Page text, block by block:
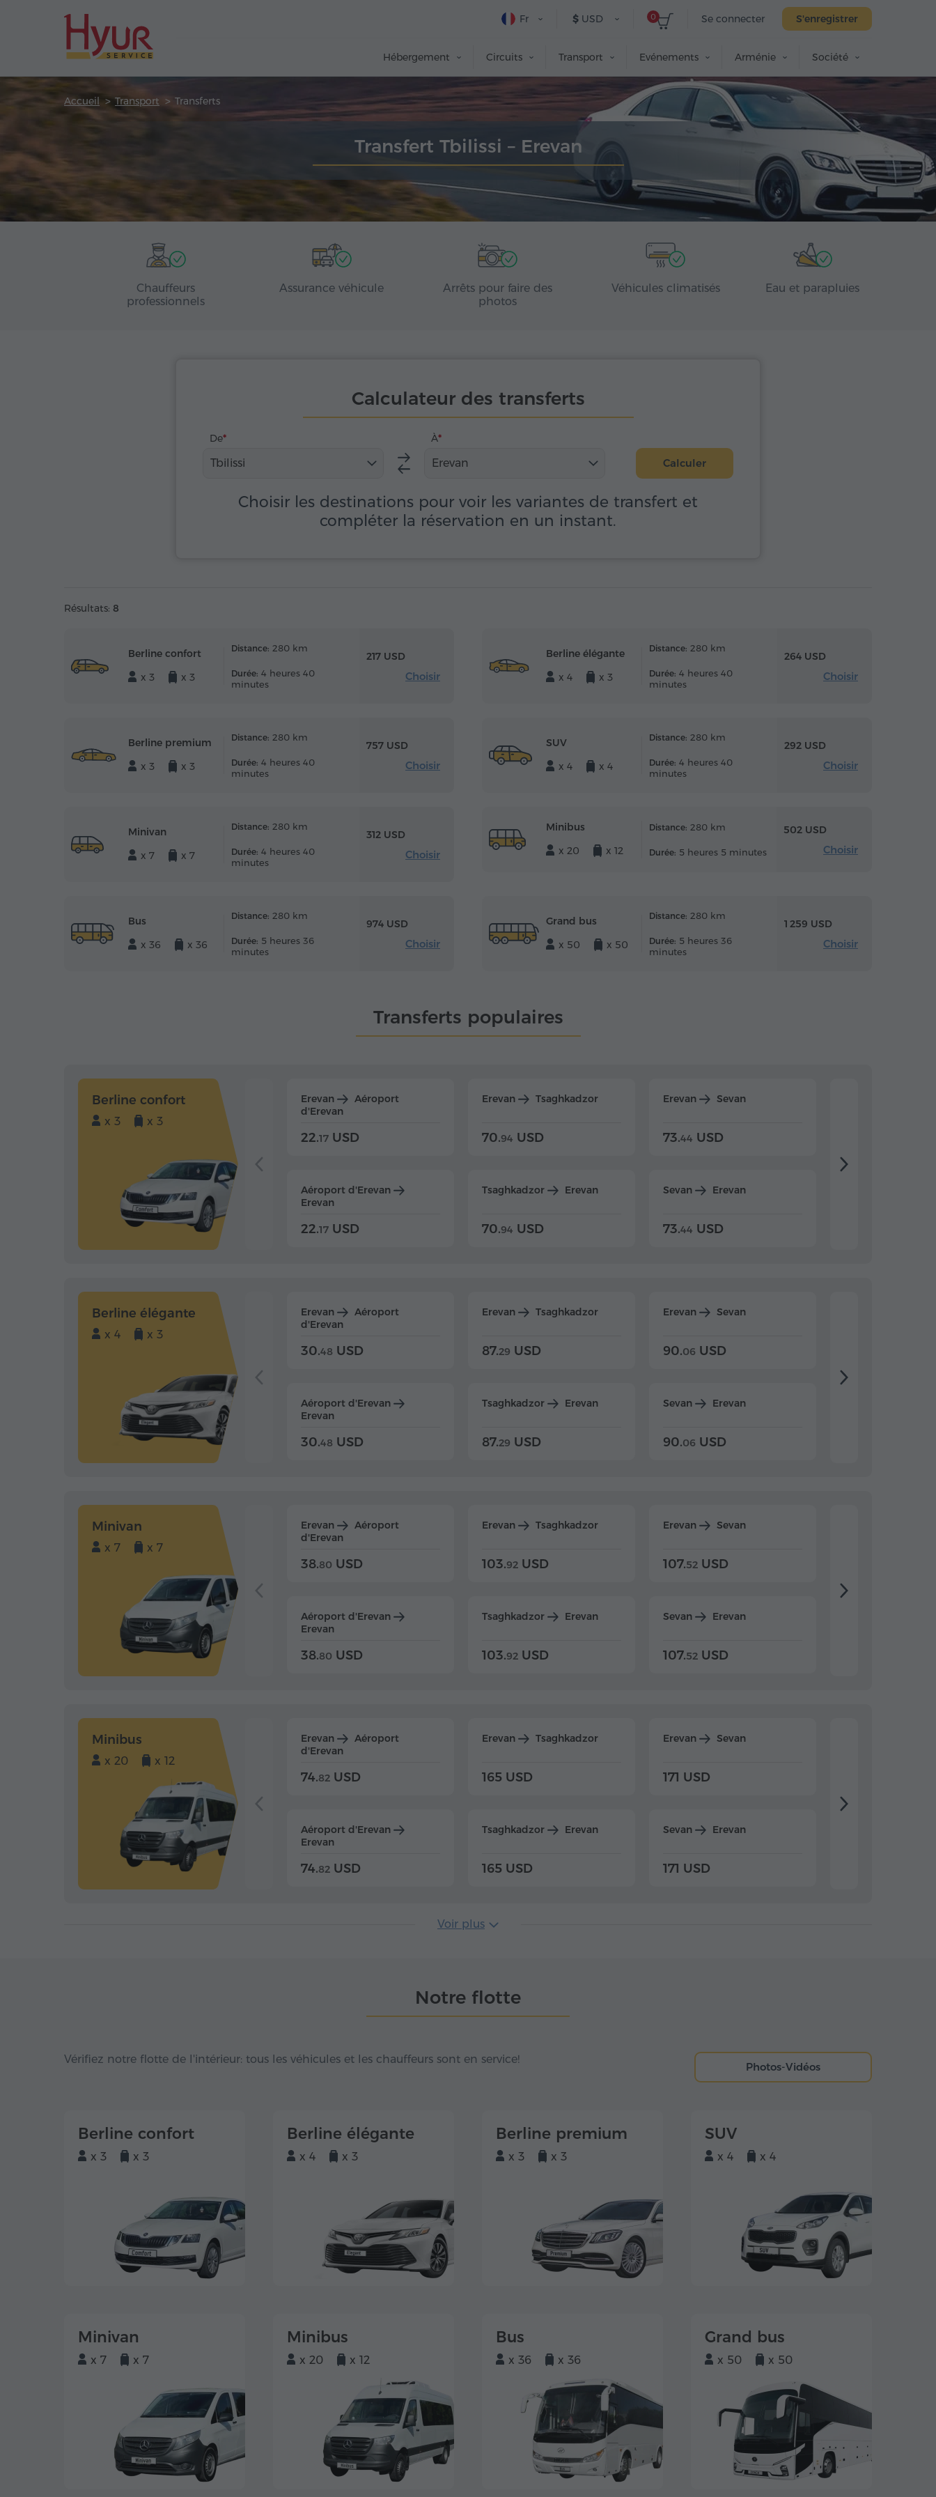
Se connecter S'enregistrer
0
$ USD
Fr
Hébergement Circuits Transport Evénements Arménie Société
Accueil Transport Transferts
Transfert Tbilissi – Erevan
Chauffeurs
professionnels
Assurance véhicule
Arrêts pour faire des
photos
Véhicules climatisés Eau et parapluies
Calculateur des transferts
De
Tbilissi
À
Erevan Calculer
Choisir les destinations pour voir les variantes de transfert et
compléter la réservation en un instant.
Résultats: 8
Berline confort
x 3
x 3
Distance: 280 km
Durée: 4 heures 40
minutes
217 USD
Choisir
Berline élégante
x 4
x 3
Distance: 280 km
Durée: 4 heures 40
minutes
264 USD
Choisir
Berline premium
x 3
x 3
Distance: 280 km
Durée: 4 heures 40
minutes
757 USD
Choisir
SUV
x 4
x 4
Distance: 280 km
Durée: 4 heures 40
minutes
292 USD
Choisir
Minivan
x 7
x 7
Distance: 280 km
Durée: 4 heures 40
minutes
312 USD
Choisir
Minibus
x 20
x 12
Distance: 280 km
Durée: 5 heures 5 minutes
502 USD
Choisir
Bus
x 36
x 36
Distance: 280 km
Durée: 5 heures 36
minutes
974 USD
Choisir
Grand bus
x 50
x 50
Distance: 280 km
Durée: 5 heures 36
minutes
1 259 USD
Choisir
Transferts populaires
Berline confort
x 3 x 3
Erevan
Aéroport
d'Erevan
22.17 USD
Aéroport d'Erevan
Erevan
22.17 USD
Erevan Tsaghkadzor
70.94 USD
Tsaghkadzor Erevan
70.94 USD
Erevan Sevan
73.44 USD
Sevan Erevan
73.44 USD
Berline élégante
x 4 x 3
Erevan
Aéroport
d'Erevan
30.48 USD
Aéroport d'Erevan
Erevan
30.48 USD
Erevan Tsaghkadzor
87.29 USD
Tsaghkadzor Erevan
87.29 USD
Erevan Sevan
90.06 USD
Sevan Erevan
90.06 USD
Minivan
x 7 x 7
Erevan
Aéroport
d'Erevan
38.80 USD
Aéroport d'Erevan
Erevan
38.80 USD
Erevan Tsaghkadzor
103.92 USD
Tsaghkadzor Erevan
103.92 USD
Erevan Sevan
107.52 USD
Sevan Erevan
107.52 USD
Minibus
x 20 x 12
Erevan
Aéroport
d'Erevan
74.82 USD
Aéroport d'Erevan
Erevan
74.82 USD
Erevan Tsaghkadzor
165 USD
Tsaghkadzor Erevan
165 USD
Erevan Sevan
171 USD
Sevan Erevan
171 USD
Voir plus
Notre flotte
Vérifiez notre flotte de l'intérieur: tous les véhicules et les chauffeurs sont en service!
Photos-Vidéos
Berline confort
x 3 x 3
Berline élégante
x 4 x 3
Berline premium
x 3 x 3
SUV
x 4 x 4
Minivan
x 7 x 7
Minibus
x 20 x 12
Bus
x 36 x 36
Grand bus
x 50 x 50